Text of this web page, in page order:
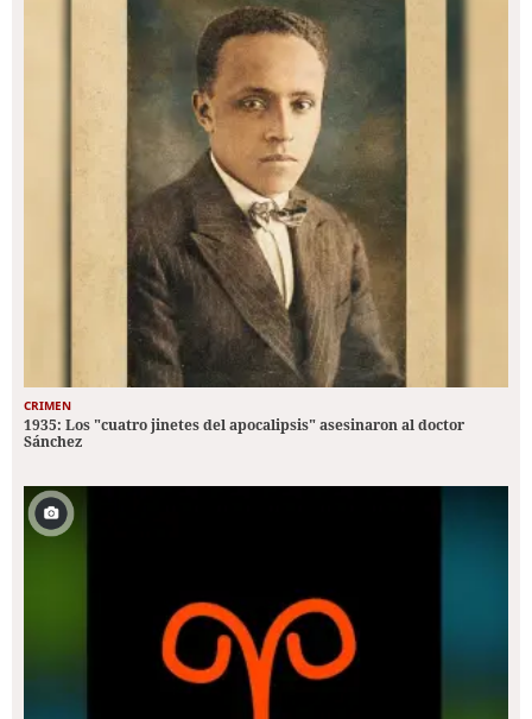
CRIMEN
1935: Los "cuatro jinetes del apocalipsis" asesinaron al doctor
Sánchez